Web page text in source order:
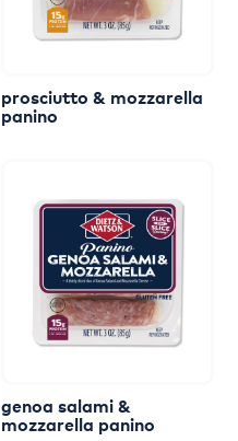
prosciutto & mozzarella
panino
genoa salami&
mozzarella panino